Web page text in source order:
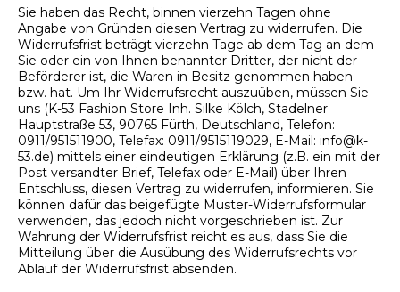
Sie haben das Recht, binnen vierzehn Tagen ohne
Angabe von Gründen diesen Vertrag zu widerrufen. Die
Widerrufsfrist beträgt vierzehn Tage ab dem Tag an dem
Sie oder ein von Ihnen benannter Dritter, der nicht der
Beförderer ist, die Waren in Besitz genommen haben
bzw. hat. Um Ihr Widerrufsrecht auszuüben, müssen Sie
uns (K-53 Fashion Store Inh. Silke Kölch, Stadelner
Hauptstraße 53, 90765 Fürth, Deutschland, Telefon:
0911/951511900, Telefax: 0911/9515119029, E-Mail: info@k-
53.de) mittels einer eindeutigen Erklärung (z.B. ein mit der
Post versandter Brief, Telefax oder E-Mail) über Ihren
Entschluss, diesen Vertrag zu widerrufen, informieren. Sie
können dafür das beigefügte Muster-Widerrufsformular
verwenden, das jedoch nicht vorgeschrieben ist. Zur
Wahrung der Widerrufsfrist reicht es aus, dass Sie die
Mitteilung über die Ausübung des Widerrufsrechts vor
Ablauf der Widerrufsfrist absenden.